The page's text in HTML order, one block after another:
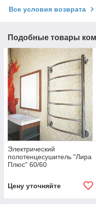
Все условия возврата
Подобные товары
Электрический
полотенцесушитель "Лира
Плюс" 60/60
Цену уточняйте